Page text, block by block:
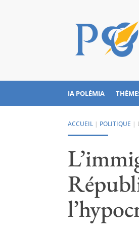
IA POLÉMIA
ACCUEIL | POLITIQUE |